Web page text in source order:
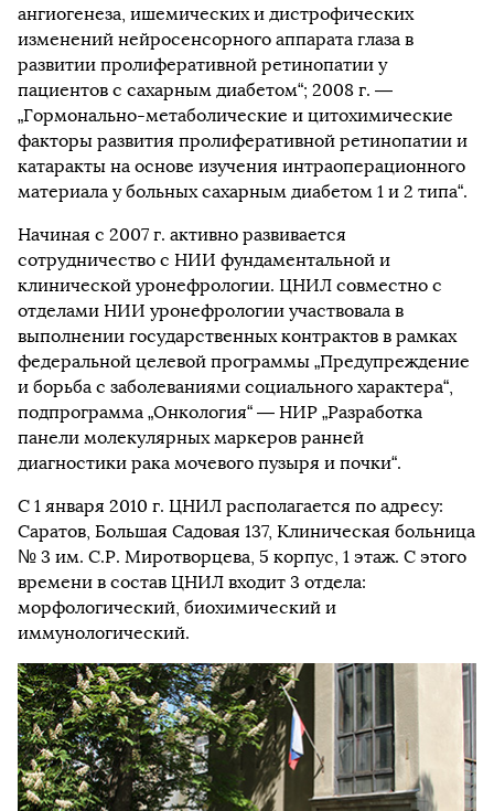
ангиогенеза, ишемических и дистрофических
изменений нейросенсорного аппарата глаза в
развитии пролиферативной ретинопатии у
пациентов с сахарным диабетом“; 2008 г. —
„Гормонально-метаболические и цитохимические
факторы развития пролиферативной ретинопатии и
катаракты на основе изучения интраоперационного
материала у больных сахарным диабетом 1 и 2 типа“.
Начиная с 2007 г. активно развивается
сотрудничество с НИИ фундаментальной и
клинической уронефрологии. ЦНИЛ совместно с
отделами НИИ уронефрологии участвовала в
выполнении государственных контрактов в рамках
федеральной целевой программы „Предупреждение
и борьба с заболеваниями социального характера“,
подпрограмма „Онкология“ — НИР „Разработка
панели молекулярных маркеров ранней
диагностики рака мочевого пузыря и почки“.
С 1 января 2010 г. ЦНИЛ располагается по адресу:
Саратов, Большая Садовая 137, Клиническая больница
№ 3 им. С.Р. Миротворцева, 5 корпус, 1 этаж. С этого
времени в состав ЦНИЛ входит 3 отдела:
морфологический, биохимический и
иммунологический.